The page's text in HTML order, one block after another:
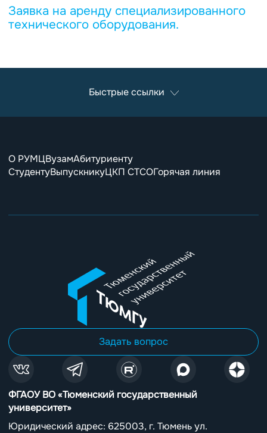
Заявка на аренду специализированного
технического оборудования.
Быстрые ссылки
О РУМЦВузамАбитуриенту
СтудентуВыпускникуЦКП СТСОГорячая линия
ФГАОУ ВО «Тюменский государственный
университет»
Юридический адрес: 625003, г. Тюмень ул.
Задать вопрос